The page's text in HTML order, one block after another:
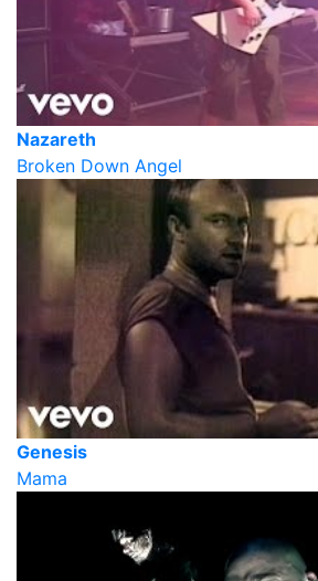
Nazareth
Broken Down Angel
Genesis
Mama